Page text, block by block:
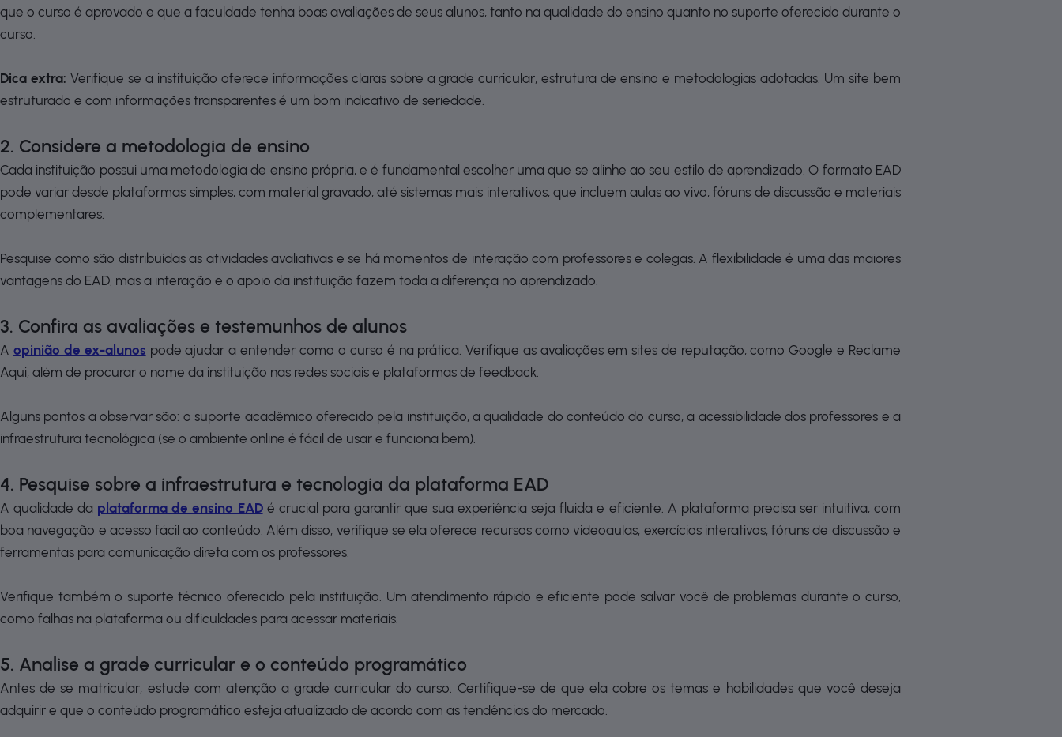
que o curso é aprovado e que a faculdade tenha boas avaliações de seus alunos, tanto na qualidade do ensino quanto no suporte oferecido durante o
curso.
Dica extra: Verifique se a instituição oferece informações claras sobre a grade curricular, estrutura de ensino e metodologias adotadas. Um site bem
estruturado e com informações transparentes é um bom indicativo de seriedade.
2. Considere a metodologia de ensino
Cada instituição possui uma metodologia de ensino própria, e é fundamental escolher uma que se alinhe ao seu estilo de aprendizado. O formato EAD
pode variar desde plataformas simples, com material gravado, até sistemas mais interativos, que incluem aulas ao vivo, fóruns de discussão e materiais
complementares.
Pesquise como são distribuídas as atividades avaliativas e se há momentos de interação com professores e colegas. A flexibilidade é uma das maiores
vantagens do EAD, mas a interação e o apoio da instituição fazem toda a diferença no aprendizado.
3. Confira as avaliações e testemunhos de alunos
A opinião de ex-alunos pode ajudar a entender como o curso é na prática. Verifique as avaliações em sites de reputação, como Google e Reclame
Aqui, além de procurar o nome da instituição nas redes sociais e plataformas de feedback.
Alguns pontos a observar são: o suporte acadêmico oferecido pela instituição, a qualidade do conteúdo do curso, a acessibilidade dos professores e a
infraestrutura tecnológica (se o ambiente online é fácil de usar e funciona bem).
4. Pesquise sobre a infraestrutura e tecnologia da plataforma EAD
A qualidade da plataforma de ensino EAD é crucial para garantir que sua experiência seja fluida e eficiente. A plataforma precisa ser intuitiva, com
boa navegação e acesso fácil ao conteúdo. Além disso, verifique se ela oferece recursos como videoaulas, exercícios interativos, fóruns de discussão e
ferramentas para comunicação direta com os professores.
Verifique também o suporte técnico oferecido pela instituição. Um atendimento rápido e eficiente pode salvar você de problemas durante o curso,
como falhas na plataforma ou dificuldades para acessar materiais.
5. Analise a grade curricular e o conteúdo programático
Antes de se matricular, estude com atenção a grade curricular do curso. Certifique-se de que ela cobre os temas e habilidades que você deseja
adquirir e que o conteúdo programático esteja atualizado de acordo com as tendências do mercado.